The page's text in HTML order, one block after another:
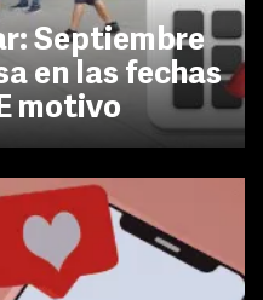
Septiembre
en las fechas
motivo